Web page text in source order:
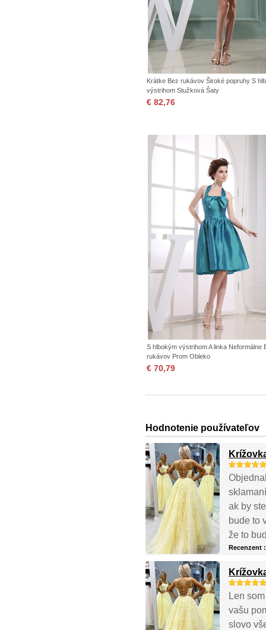
Krátke Bez rukávov Široké popruhy S
výstrihom Stužková Šaty
€ 82,76
S hlbokým výstrihom A linka Neformálne
rukávov Prom Obleko
€ 70,79
Hodnotenie používateľov
ak by
bude to
že to
Recenzent
Len
vašu
slovo